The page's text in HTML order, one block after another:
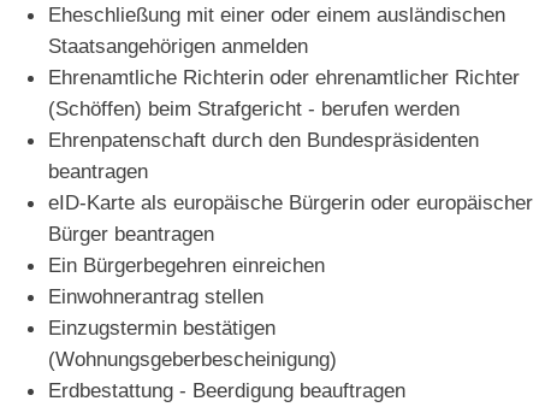
Eheschließung mit einer oder einem ausländischen
Staatsangehörigen anmelden
Ehrenamtliche Richterin oder ehrenamtlicher Richter
(Schöffen) beim Strafgericht - berufen werden
Ehrenpatenschaft durch den Bundespräsidenten
beantragen
eID-Karte als europäische Bürgerin oder europäischer
Bürger beantragen
Ein Bürgerbegehren einreichen
Einwohnerantrag stellen
Einzugstermin bestätigen
(Wohnungsgeberbescheinigung)
Erdbestattung - Beerdigung beauftragen